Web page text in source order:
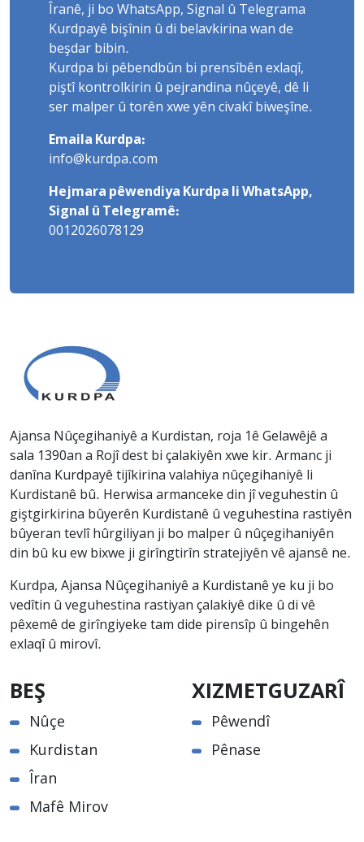
Îranê, ji bo WhatsApp, Signal û Telegrama
Kurdpayê bişînin û di belavkirina wan de
beşdar bibin.
Kurdpa bi pêbendbûn bi prensîbên exlaqî,
piştî kontrolkirin û pejrandina nûçeyê, dê li
ser malper û torên xwe yên civakî biweşîne.
Emaila Kurdpa:
info@kurdpa.com
Hejmara pêwendiya Kurdpa li WhatsApp,
Signal û Telegramê:
0012026078129
Ajansa Nûçegihaniyê a Kurdistan, roja 1ê Gelawêjê a
sala 1390an a Rojî dest bi çalakiyên xwe kir. Armanc ji
danîna Kurdpayê tijîkirina valahiya nûçegihaniyê li
Kurdistanê bû. Herwisa armanceke din jî veguhestin û
giştgirkirina bûyerên Kurdistanê û veguhestina rastiyên
bûyeran tevlî hûrgiliyan ji bo malper û nûçegihaniyên
din bû ku ew bixwe ji girîngtirîn stratejiyên vê ajansê ne.
Kurdpa, Ajansa Nûçegihaniyê a Kurdistanê ye ku ji bo
vedîtin û veguhestina rastiyan çalakiyê dike û di vê
pêxemê de girîngiyeke tam dide pirensîp û bingehên
exlaqî û mirovî.
BEŞ
Nûçe
Kurdistan
Îran
Mafê Mirov
XIZMETGUZARÎ
Pêwendî
Pênase